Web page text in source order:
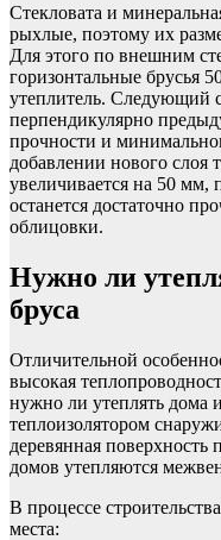
Стекловата и
рыхлые, поэтому их
Для этого по внешним
горизонтальные брусья
утеплитель. Следующий
перпендикулярно
прочности и
добавлении нового слоя
увеличивается на 50 мм,
останется достаточно
облицовки.
Нужно ли
бруса
Отличительной
высокая
нужно ли утеплять дома
теплоизолятором
деревянная поверхность
домов утепляются
В процессе
места: